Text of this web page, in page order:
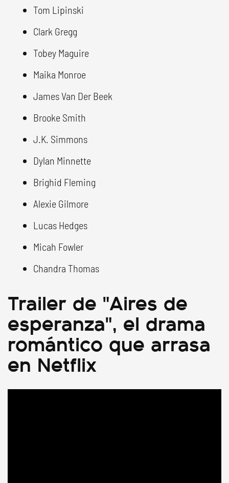
Tom Lipinski
Clark Gregg
Tobey Maguire
Maika Monroe
James Van Der Beek
Brooke Smith
J.K. Simmons
Dylan Minnette
Brighid Fleming
Alexie Gilmore
Lucas Hedges
Micah Fowler
Chandra Thomas
Trailer de "Aires de
esperanza", el drama
romántico que arrasa
en Netflix